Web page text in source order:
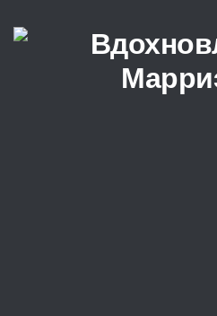
Перейти к содержимому